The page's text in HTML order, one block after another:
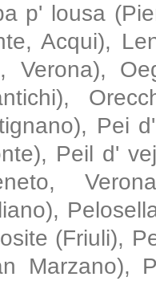
p' lousa
Acqui),
Verona),
Pei
Peil d'
(Friuli),
Marzano),